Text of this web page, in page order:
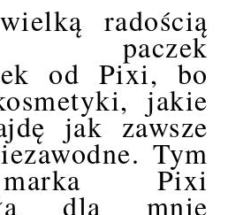
radością
paczek
od Pixi, bo
jakie
jak zawsze
Tym
Pixi
dla mnie